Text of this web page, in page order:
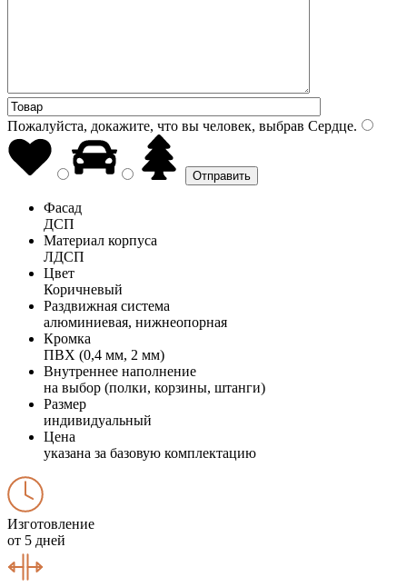
Пожалуйста, докажите, что вы человек, выбрав Сердце.
Фасад
ДСП
Материал корпуса
ЛДСП
Цвет
Коричневый
Раздвижная система
алюминиевая, нижнеопорная
Кромка
ПВХ (0,4 мм, 2 мм)
Внутреннее наполнение
на выбор (полки, корзины, штанги)
Размер
индивидуальный
Цена
указана за базовую комплектацию
Изготовление
от 5 дней